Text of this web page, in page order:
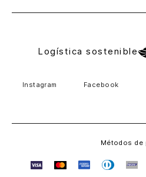
Logística sostenible
Instagram Facebook
Métodos de